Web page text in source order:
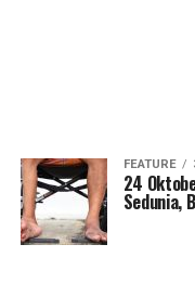
FEATURE
24
Sedunia,